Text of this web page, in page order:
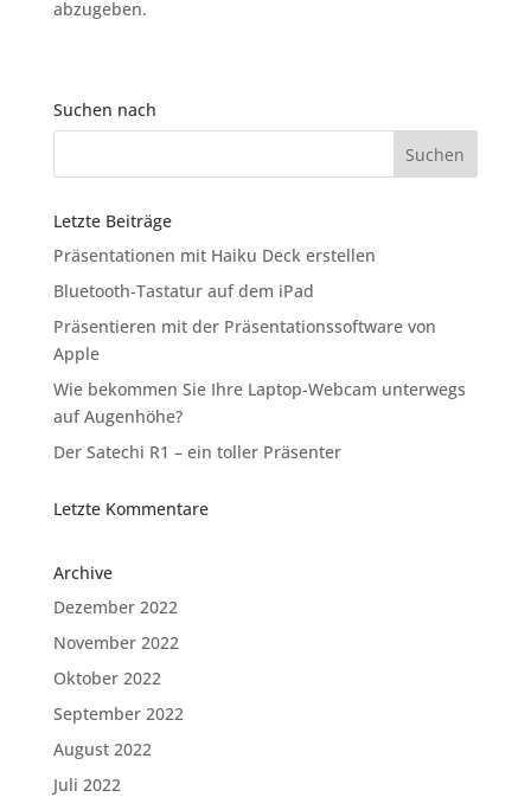
abzugeben.
Suchen nach
Letzte Beiträge
Präsentationen mit Haiku Deck erstellen
Bluetooth-Tastatur auf dem iPad
Präsentieren mit der Präsentationssoftware von
Apple
Wie bekommen Sie Ihre Laptop-Webcam unterwegs
auf Augenhöhe?
Der Satechi R1 – ein toller Präsenter
Letzte Kommentare
Archive
Dezember 2022
November 2022
Oktober 2022
September 2022
August 2022
Juli 2022